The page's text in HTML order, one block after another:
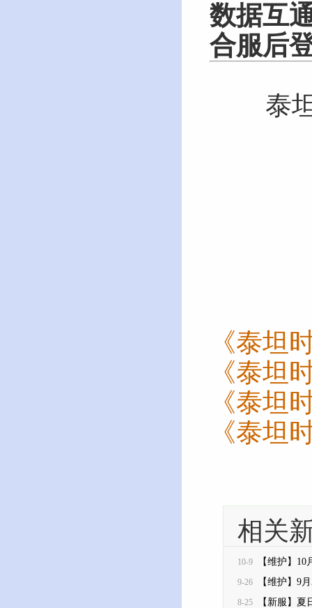
数据互
合服后
泰
《泰坦
《泰坦
《泰坦
《泰坦
相关
10-9 【维护】
9-26 【维护】9
8-25
【新服】夏